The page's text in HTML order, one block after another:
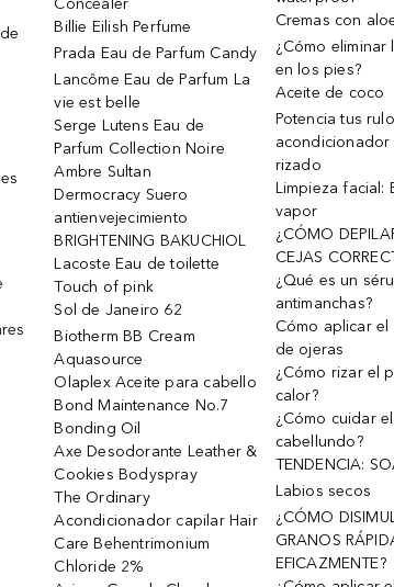
Concealer
Billie Eilish Perfume
Prada Eau de Parfum Candy
Lancôme Eau de Parfum La
vie est belle
Serge Lutens Eau de
Parfum Collection Noire
Ambre Sultan
Dermocracy Suero
antienvejecimiento
BRIGHTENING BAKUCHIOL
Lacoste Eau de toilette
Touch of pink
Sol de Janeiro 62
Biotherm BB Cream
Aquasource
Olaplex Aceite para cabello
Bond Maintenance No.7
Bonding Oil
Axe Desodorante Leather &
Cookies Bodyspray
The Ordinary
Acondicionador capilar Hair
Care Behentrimonium
Chloride 2%
Cremas con
¿Cómo eliminar
en los pies?
Aceite de coco
Potencia tus
rizado
Limpieza facial:
vapor
¿CÓMO
CEJAS
¿Qué es un
antimanchas?
Cómo aplicar
de ojeras
¿Cómo rizar el
calor?
¿Cómo cuidar
cabellundo?
TENDENCIA:
Labios secos
¿CÓMO
GRANOS
EFICAZMENTE?